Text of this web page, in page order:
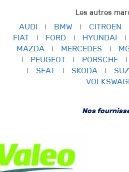
Les autres
AUDI
BMW CITROEN
FIAT
FORD HYUNDAI
MAZDA
MERCEDES
PEUGEOT
PORSCHE
SEAT
SKODA
Nos